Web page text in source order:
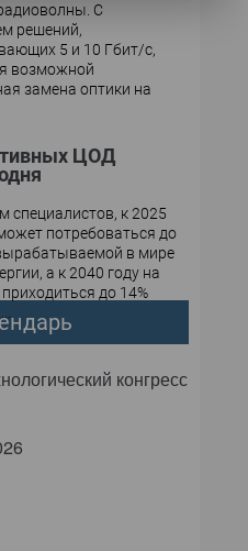
С
решений,
5 и 10 Гбит/с,
возможной
замена оптики на
ЦОД
специалистов, к 2025
потребоваться до
в мире
а к 2040 году на
до 14%
конгресс